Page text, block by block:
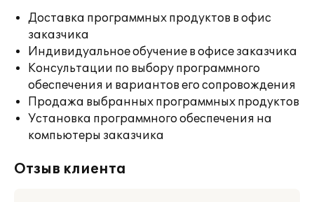
Доставка программных продуктов в офис
заказчика
Индивидуальное обучение в офисе заказчика
Консультации по выбору программного
обеспечения и вариантов его сопровождения
Продажа выбранных программных продуктов
Установка программного обеспечения на
компьютеры заказчика
Отзыв клиента